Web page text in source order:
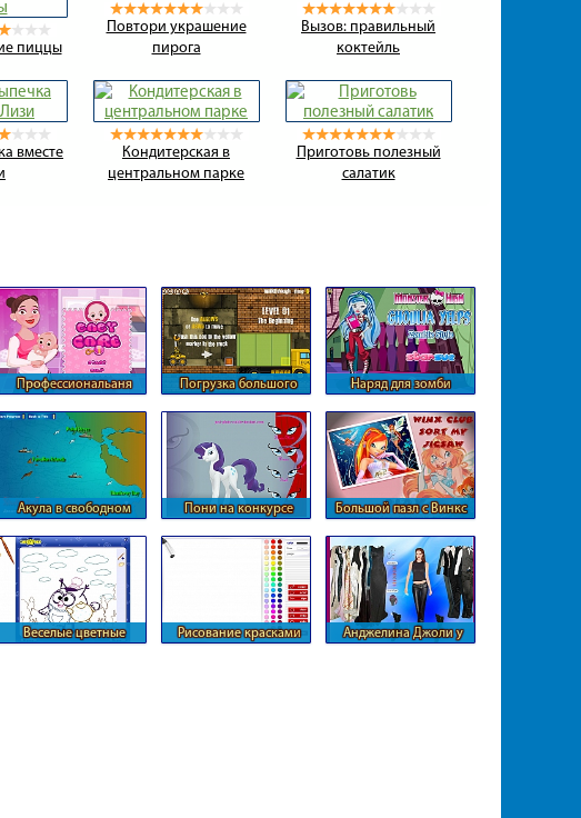
пиццы
Повтори украшение
пирога
Вызов: правильный
коктейль
вместе
Кондитерская в
центральном парке
Приготовь полезный
салатик
Профессиональаня
Погрузка большого
Наряд для зомби
Акула в свободном
Пони на конкурсе
Большой пазл с Винкс
Веселые цветные
Рисование красками
Анджелина Джоли у